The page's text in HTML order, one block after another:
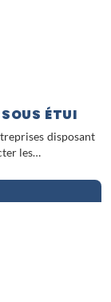
ÉTUI
disposant
les…